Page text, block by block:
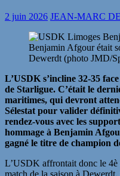
2 juin 2026 JEAN-MARC
Benjamin Afgour était
Dewerdt (photo JMD/
L’USDK s’incline 32-35
de Starligue. C’était le
maritimes, qui devront
Sélestat pour valider
rendez-vous avec les
hommage à Benjamin
gagné le titre de champion
L’USDK affrontait donc le